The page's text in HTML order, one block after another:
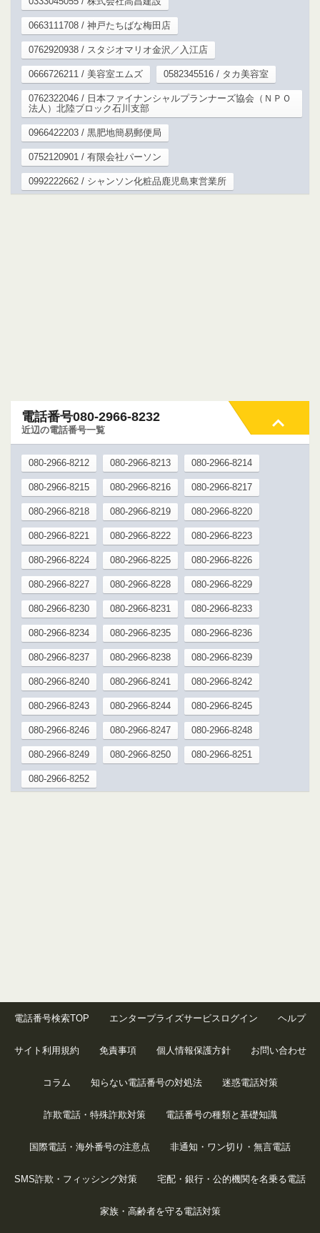
0663111708 / 神戸たちばな梅田店
0762920938 / スタジオマリオ金沢／入江店
0666726211 / 美容室エムズ 0582345516 / タカ美容室
0762322046 / 日本ファイナンシャルプランナーズ協会（ＮＰＯ
法人）北陸ブロック石川支部
0966422203 / 黒肥地簡易郵便局
0752120901 / 有限会社パーソン
0992222662 / シャンソン化粧品鹿児島東営業所
電話番号080-2966-8232
近辺の電話番号一覧
080-2966-8212 080-2966-8213 080-2966-8214
080-2966-8215 080-2966-8216 080-2966-8217
080-2966-8218 080-2966-8219 080-2966-8220
080-2966-8221 080-2966-8222 080-2966-8223
080-2966-8224 080-2966-8225 080-2966-8226
080-2966-8227 080-2966-8228 080-2966-8229
080-2966-8230 080-2966-8231 080-2966-8233
080-2966-8234 080-2966-8235 080-2966-8236
080-2966-8237 080-2966-8238 080-2966-8239
080-2966-8240 080-2966-8241 080-2966-8242
080-2966-8243 080-2966-8244 080-2966-8245
080-2966-8246 080-2966-8247 080-2966-8248
080-2966-8249 080-2966-8250 080-2966-8251
080-2966-8252
電話番号検索TOP エンタープライズサービスログイン ヘルプ
サイト利用規約 免責事項 個人情報保護方針 お問い合わせ
コラム 知らない電話番号の対処法 迷惑電話対策
詐欺電話・特殊詐欺対策 電話番号の種類と基礎知識
国際電話・海外番号の注意点 非通知・ワン切り・無言電話
SMS詐欺・フィッシング対策 宅配・銀行・公的機関を名乗る電話
家族・高齢者を守る電話対策